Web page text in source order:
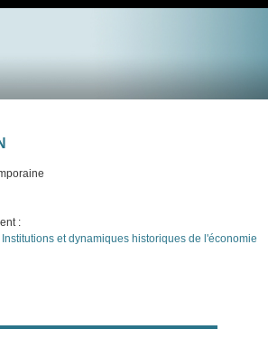
:
et dynamiques historiques de l'économie